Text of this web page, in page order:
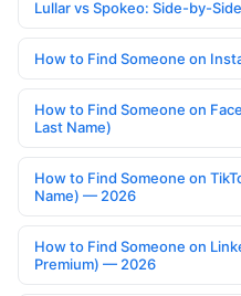
Lullar vs Spokeo: Side-by-
How to Find Someone on
How to Find Someone on
Last Name)
How to Find Someone on
Name) — 2026
How to Find Someone on
Premium) — 2026